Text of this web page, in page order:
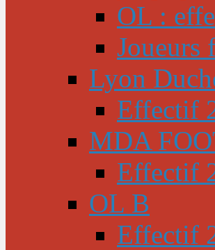
OL :
Joueurs
Lyon
Effectif
MDA
Effectif
OL B
Effectif